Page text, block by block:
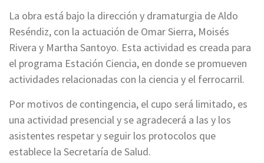
La obra está bajo la dirección y dramaturgia de Aldo
Reséndiz, con la actuación de Omar Sierra, Moisés
Rivera y Martha Santoyo. Esta actividad es creada para
el programa Estación Ciencia, en donde se promueven
actividades relacionadas con la ciencia y el ferrocarril.
Por motivos de contingencia, el cupo será limitado, es
una actividad presencial y se agradecerá a las y los
asistentes respetar y seguir los protocolos que
establece la Secretaría de Salud.